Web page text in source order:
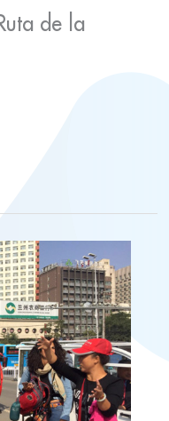
de la